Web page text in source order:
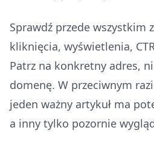
Sprawdź przede wszystkim
kliknięcia, wyświetlenia,
Patrz na konkretny adres,
domenę. W przeciwnym
jeden ważny artykuł ma
a inny tylko pozornie